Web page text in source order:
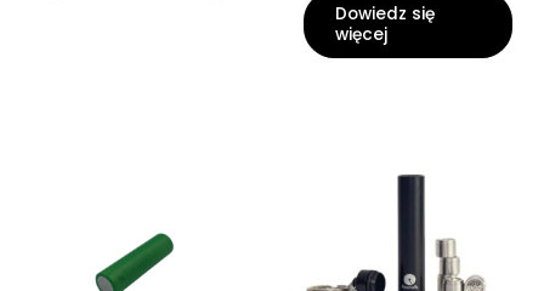
Dowiedz się
więcej